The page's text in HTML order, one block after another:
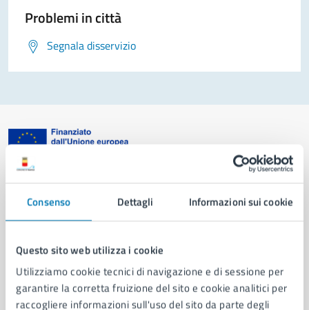
Consenso Dettagli Informazioni sui cookie
Questo sito web utilizza i cookie
Utilizziamo cookie tecnici di navigazione e di sessione per
garantire la corretta fruizione del sito e cookie analitici per
raccogliere informazioni sull'uso del sito da parte degli
Problemi in città
Segnala disservizio
AMMINISTRAZIONE
Aree amministrative
Organi di governo
Municipalità
Uffici